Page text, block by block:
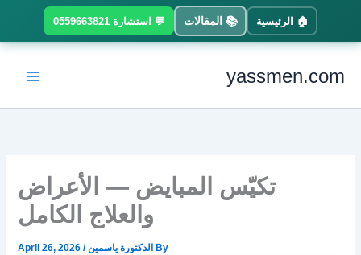
content
yassmen.com
تكيّس المبايض — الأعراض
والعلاج الكامل
By الدكتورة ياسمين/
April 26, 2026
🏠 الرئيسية 📚 المقالات 💬 استشارة 0559663821